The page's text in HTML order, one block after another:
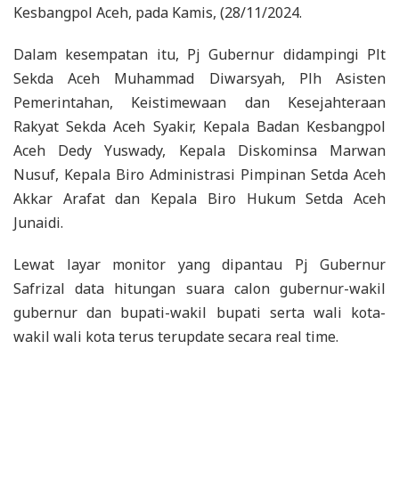
Kesbangpol Aceh, pada Kamis, (28/11/2024.
Dalam kesempatan itu, Pj Gubernur didampingi Plt
Sekda Aceh Muhammad Diwarsyah, Plh Asisten
Pemerintahan, Keistimewaan dan Kesejahteraan
Rakyat Sekda Aceh Syakir, Kepala Badan Kesbangpol
Aceh Dedy Yuswady, Kepala Diskominsa Marwan
Nusuf, Kepala Biro Administrasi Pimpinan Setda Aceh
Akkar Arafat dan Kepala Biro Hukum Setda Aceh
Junaidi.
Lewat layar monitor yang dipantau Pj Gubernur
Safrizal data hitungan suara calon gubernur-wakil
gubernur dan bupati-wakil bupati serta wali kota-
wakil wali kota terus terupdate secara real time.